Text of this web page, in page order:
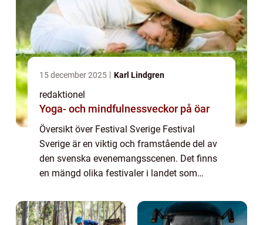
15 december 2025 Karl Lindgren
redaktionel
Yoga- och mindfulnessveckor på öar
Översikt över Festival Sverige Festival
Sverige är en viktig och framstående del av
den svenska evenemangsscenen. Det finns
en mängd olika festivaler i landet som
Denna artikel kommer att ge en grundlig ...